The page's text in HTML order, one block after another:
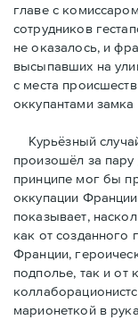
главе с
сотрудников
не оказалось, и
высыпавших на
с места
оккупантами
Курьёзный
произошёл за
принципe мог бы
оккупации
показывает,
как от созданного
Франции,
подполье, так и от
марионеткой в